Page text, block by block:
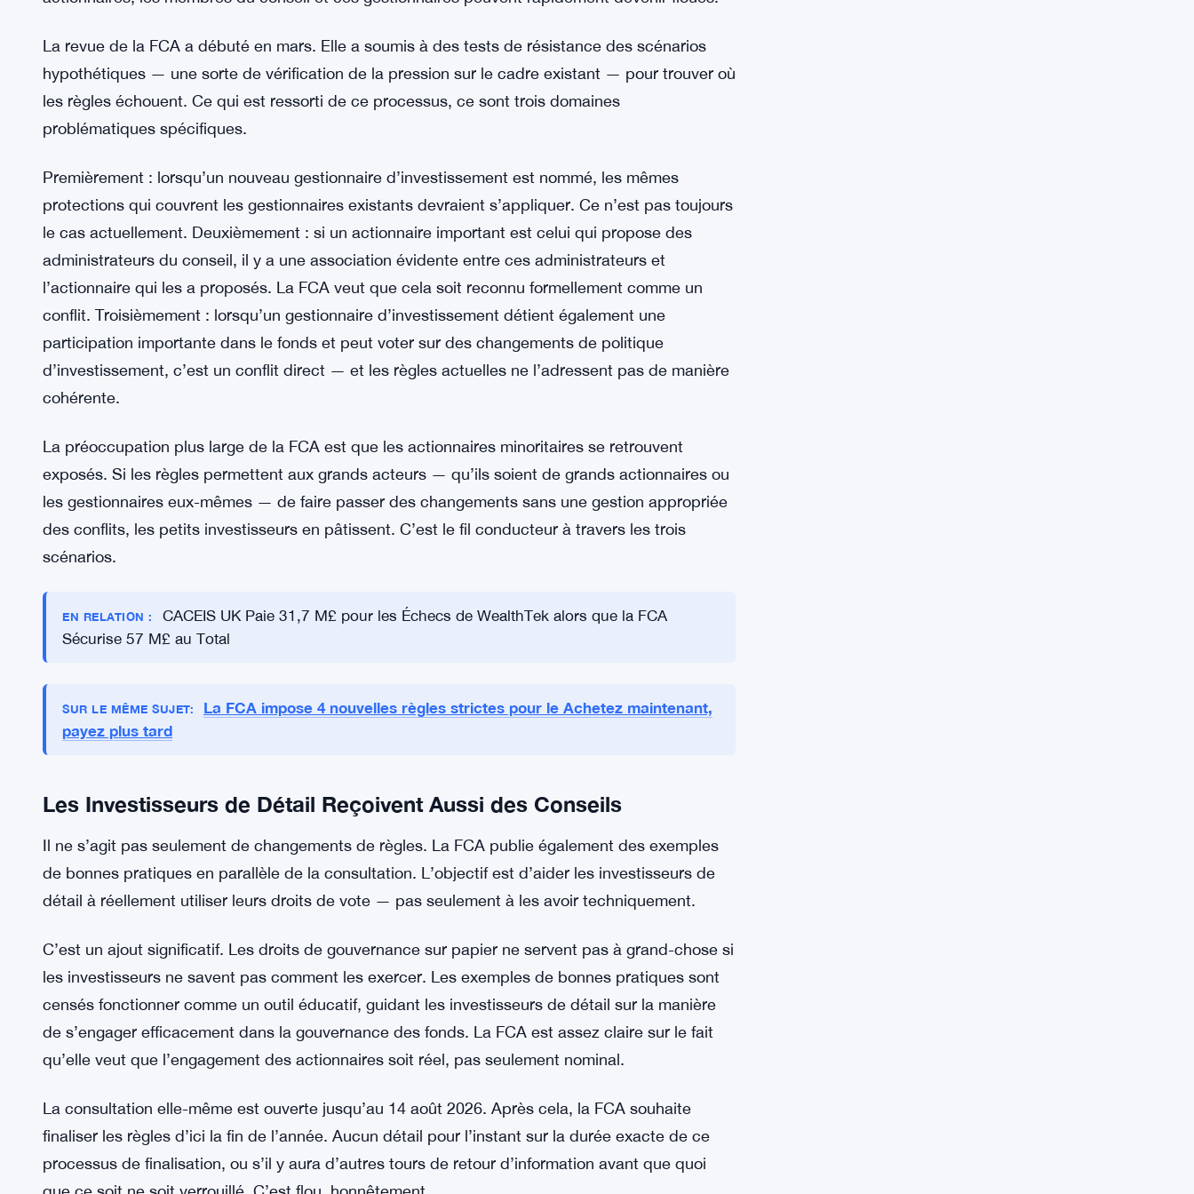
Trois Scénarios, Un Fil Conducteur Commun
Les fonds d’investissement fermés sont un peu une structure particulière. Ce sont des
entreprises cotées, mais ce sont aussi des véhicules d’investissement. Des conseils
d’administration nommés par les actionnaires siègent au-dessus des gestionnaires
actionnaires, les membres du conseil et ces gestionnaires peuvent rapidement devenir floues.
La revue de la FCA a débuté en mars. Elle a soumis à des tests de résistance des scénarios
hypothétiques — une sorte de vérification de la pression sur le cadre existant — pour trouver où
les règles échouent. Ce qui est ressorti de ce processus, ce sont trois domaines
problématiques spécifiques.
Premièrement : lorsqu’un nouveau gestionnaire d’investissement est nommé, les mêmes
protections qui couvrent les gestionnaires existants devraient s’appliquer. Ce n’est pas toujours
administrateurs du conseil, il y a une association évidente entre ces administrateurs et
l’actionnaire qui les a proposés. La FCA veut que cela soit reconnu formellement comme un
conflit. Troisièmement : lorsqu’un gestionnaire d’investissement détient également une
participation importante dans le fonds et peut voter sur des changements de politique
d’investissement, c’est un conflit direct — et les règles actuelles ne l’adressent pas de manière
La préoccupation plus large de la FCA est que les actionnaires minoritaires se retrouvent
exposés. Si les règles permettent aux grands acteurs — qu’ils soient de grands actionnaires ou
les gestionnaires eux-mêmes — de faire passer des changements sans une gestion appropriée
des conflits, les petits investisseurs en pâtissent. C’est le fil conducteur à travers les trois
scénarios.
EN RELATION : CACEIS UK Paie 31,7 M£ pour les Échecs de WealthTek alors que la FCA
SUR LE MÊME SUJET:
La FCA impose 4 nouvelles règles strictes pour le Achetez maintenant,
Les Investisseurs de Détail Reçoivent Aussi des Conseils
Il ne s’agit pas seulement de changements de règles. La FCA publie également des exemples
de bonnes pratiques en parallèle de la consultation. L’objectif est d’aider les investisseurs de
C’est un ajout significatif. Les droits de gouvernance sur papier ne servent pas à grand-chose si
les investisseurs ne savent pas comment les exercer. Les exemples de bonnes pratiques sont